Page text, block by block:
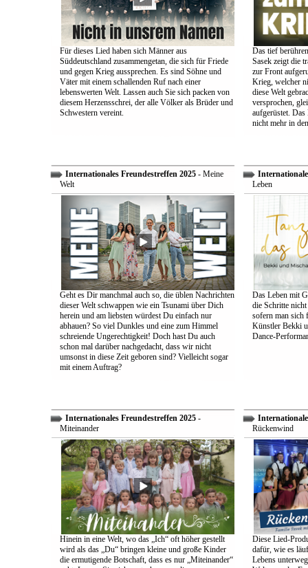
Für dieses Lied haben sich Männer aus
Süddeutschland zusammengetan, die sich für Friede
und gegen Krieg aussprechen. Es sind Söhne und
Väter mit einem schallenden Ruf nach einer
lebenswerten Welt. Lassen auch Sie sich packen von
diesem Herzensschrei, der alle Völker als Brüder und
Schwestern vereint.
Das tief
Sasek zeigt die
zur Front
Krieg, welcher
diese Welt
versprochen,
aufgerüstet.
nicht mehr in
Internationales Freundestreffen 2025- Meine
Welt
Geht es Dir manchmal auch so, die üblen Nachrichten
dieser Welt schwappen wie ein Tsunami über Dich
herein und am liebsten würdest Du einfach nur
abhauen? So viel Dunkles und eine zum Himmel
schreiende Ungerechtigkeit! Doch hast Du auch
schon mal darüber nachgedacht, dass wir nicht
umsonst in diese Zeit geboren sind? Vielleicht sogar
mit einem Auftrag?
Leben
Das Leben mit
die Schritte
sofern man sich
Künstler Bekki
Dance-
Internationales Freundestreffen 2025-
Miteinander
Hinein in eine Welt, wo das „Ich“ oft höher gestellt
wird als das „Du“ bringen kleine und große Kinder
die ermutigende Botschaft, dass es nur „Miteinander“
Rückenwind
Diese Lied-
dafür, wie es
Lebens